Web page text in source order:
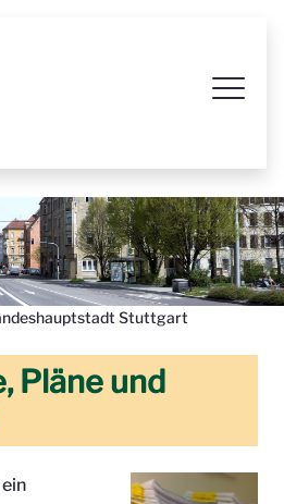
Stuttgart
Pläne und